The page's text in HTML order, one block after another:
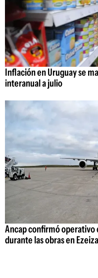
Inflación en Uruguay se
interanual a julio
Ancap confirmó operativo
durante las obras en Ezeiza